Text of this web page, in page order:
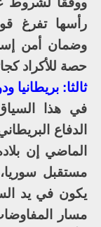
رأسها تفرغ
وضمان أمن
حصة للأكراد
ثالثا: بريطانيا
في هذا
الماضي إن
مستقبل
يكون في يد
مسار